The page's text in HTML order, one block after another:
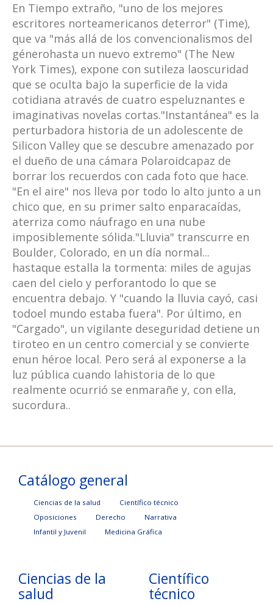
En Tiempo extraño, "uno de los mejores
escritores norteamericanos deterror" (Time),
que va "más allá de los convencionalismos del
génerohasta un nuevo extremo" (The New
York Times), expone con sutileza laoscuridad
que se oculta bajo la superficie de la vida
cotidiana através de cuatro espeluznantes e
imaginativas novelas cortas."Instantánea" es la
perturbadora historia de un adolescente de
Silicon Valley que se descubre amenazado por
el dueño de una cámara Polaroidcapaz de
borrar los recuerdos con cada foto que hace.
"En el aire" nos lleva por todo lo alto junto a un
chico que, en su primer salto enparacaídas,
aterriza como náufrago en una nube
imposiblemente sólida."Lluvia" transcurre en
Boulder, Colorado, en un día normal...
hastaque estalla la tormenta: miles de agujas
caen del cielo y perforantodo lo que se
encuentra debajo. Y "cuando la lluvia cayó, casi
todoel mundo estaba fuera". Por último, en
"Cargado", un vigilante deseguridad detiene un
tiroteo en un centro comercial y se convierte
enun héroe local. Pero será al exponerse a la
luz pública cuando lahistoria de lo que
realmente ocurrió se enmarañe y, con ella,
sucordura..
Catálogo general
Ciencias de la salud
Científico técnico
Oposiciones
Derecho
Narrativa
Infantil y Juvenil
Medicina Gráfica
Ciencias de la
salud
Científico
técnico